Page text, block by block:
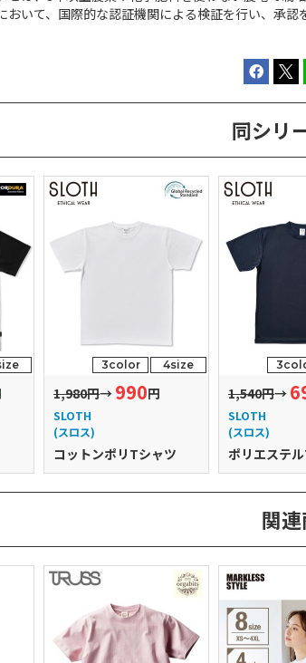
いて、国際的な認証機関による検証を行い、承認
同シリ
3color 4size
1,980円→ 990円
SLOTH
(スロス)
コットンポリTシャツ
1,540円→
SLOTH
(スロス)
ポリエステ
関